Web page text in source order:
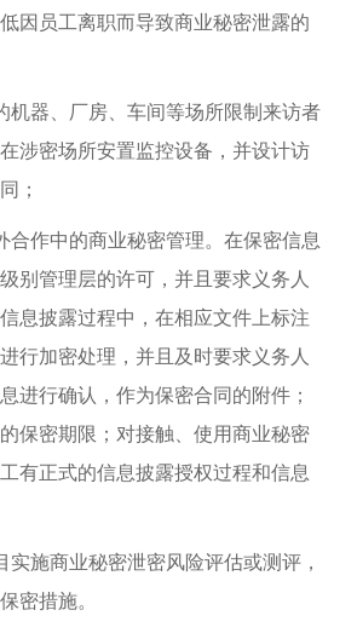
因员工离职而导致商业秘密泄露的
器、厂房、车间等场所限制来访者
涉密场所安置监控设备，并设计访
；
作中的商业秘密管理。在保密信息
别管理层的许可，并且要求义务人
息披露过程中，在相应文件上标注
行加密处理，并且及时要求义务人
进行确认，作为保密合同的附件；
保密期限；对接触、使用商业秘密
有正式的信息披露授权过程和信息
施商业秘密泄密风险评估或测评，
密措施。